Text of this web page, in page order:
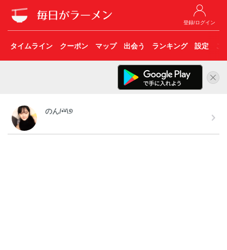
登録/ログイン
タイムライン クーポン マップ 出会う ランキング 設定 こ
のん/•᷅‎‎•᷄\୭